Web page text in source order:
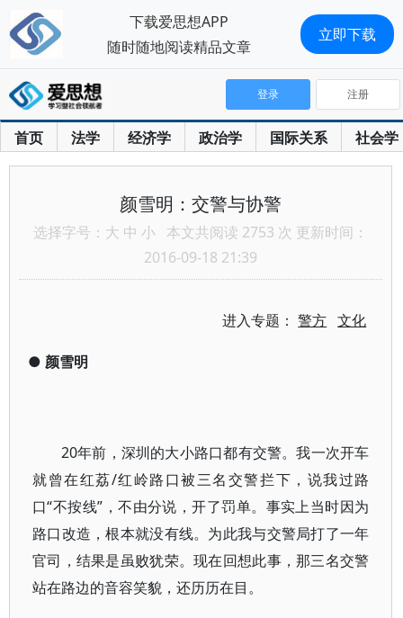
首页 法学 经济学 政治学 国际关系 社会学
登录 注册
颜雪明：交警与协警
选择字号： 大 中 小 本文共阅读 2753 次 更新时间：
2016-09-18 21:39
进入专题：警方 文化
● 颜雪明
20年前，深圳的大小路口都有交警。我一次开车
就曾在红荔/红岭路口被三名交警拦下，说我过路
口“不按线”，不由分说，开了罚单。事实上当时因为
路口改造，根本就没有线。为此我与交警局打了一年
官司，结果是虽败犹荣。现在回想此事，那三名交警
站在路边的音容笑貌，还历历在目。
下载爱思想APP
随时随地阅读精品文章
立即下载